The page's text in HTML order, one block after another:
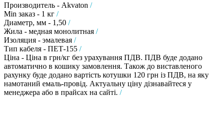
Производитель - Akvaton /
Min заказ - 1 кг /
Диаметр, мм - 1,50 /
Жила - медная монолитная /
Изоляция - эмалевая /
Тип кабеля - ПЕТ-155 /
Ціна - Ціна в грн/кг без урахування ПДВ. ПДВ буде додано
автоматично в кошику замовлення. Також до виставленого
рахунку буде додано вартість котушки 120 грн із ПДВ, на яку
намотаний емаль-провід. Актуальну ціну дізнавайтеся у
менеджера або в прайсах на сайті. /